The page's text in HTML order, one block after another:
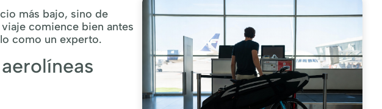
más bajo, sino de
comience bien antes
como un experto.